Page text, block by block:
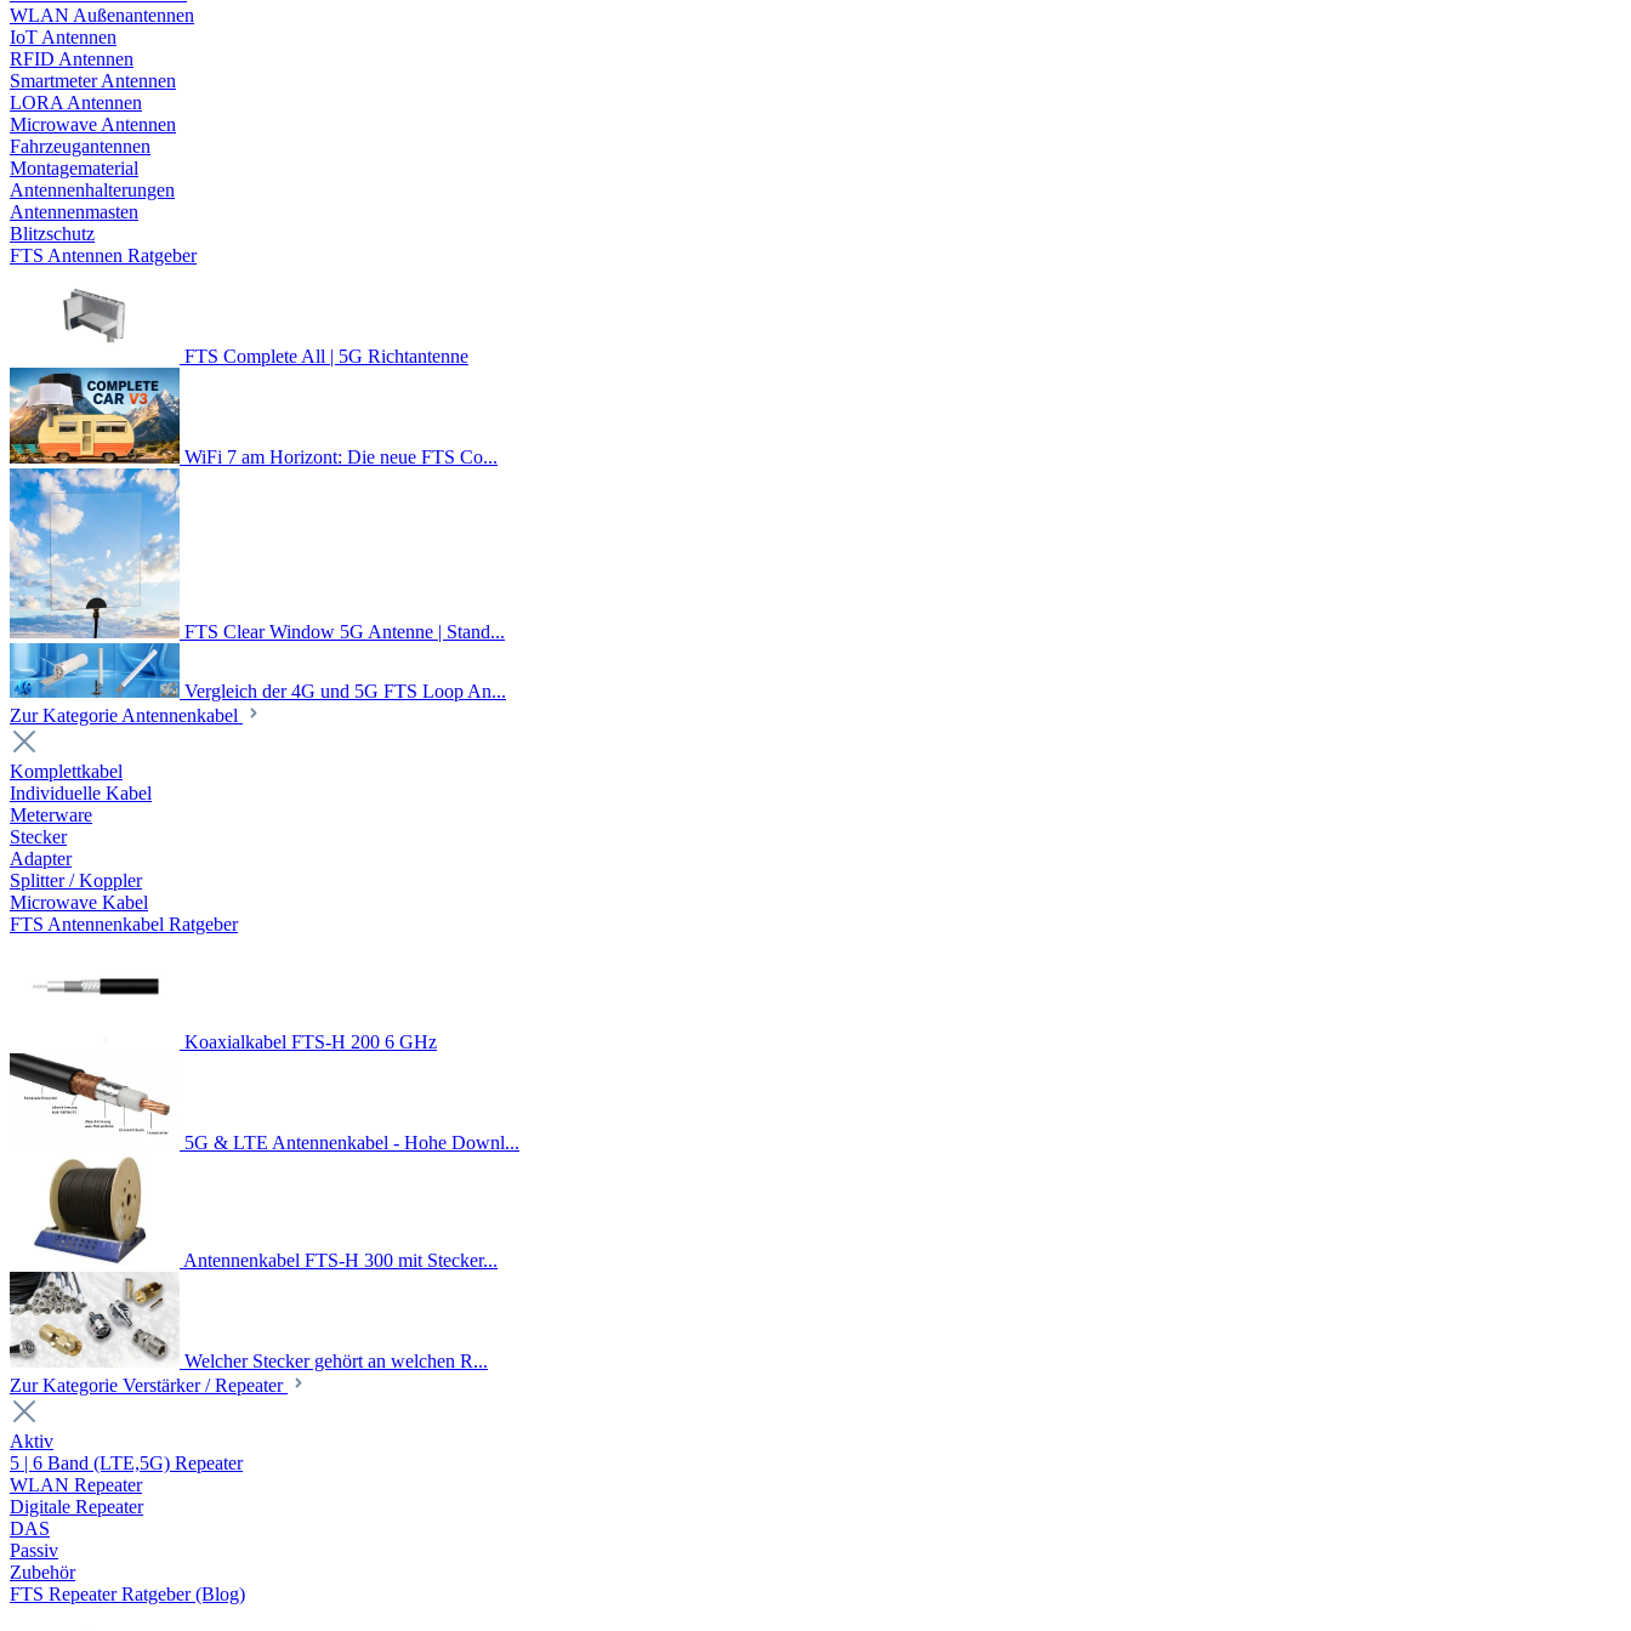
WLAN Außenantennen
IoT Antennen
RFID Antennen
Smartmeter Antennen
LORA Antennen
Microwave Antennen
Fahrzeugantennen
Montagematerial
Antennenhalterungen
Antennenmasten
Blitzschutz
FTS Antennen Ratgeber
FTS Complete All | 5G Richtantenne
WiFi 7 am Horizont: Die neue FTS Co...
FTS Clear Window 5G Antenne | Stand...
Vergleich der 4G und 5G FTS Loop An...
Zur Kategorie Antennenkabel
Komplettkabel
Individuelle Kabel
Meterware
Stecker
Adapter
Splitter / Koppler
Microwave Kabel
FTS Antennenkabel Ratgeber
Koaxialkabel FTS-H 200 6 GHz
5G & LTE Antennenkabel - Hohe Downl...
Antennenkabel FTS-H 300 mit Stecker...
Welcher Stecker gehört an welchen R...
Zur Kategorie Verstärker / Repeater
Aktiv
5 | 6 Band (LTE,5G) Repeater
WLAN Repeater
Digitale Repeater
DAS
Passiv
Zubehör
FTS Repeater Ratgeber (Blog)